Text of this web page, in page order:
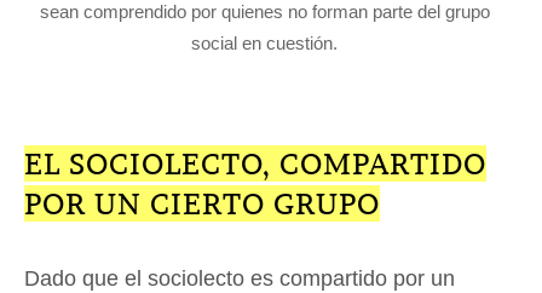
sean comprendido por quienes no forman parte del grupo
social en cuestión.
EL SOCIOLECTO, COMPARTIDO
POR UN CIERTO GRUPO
Dado que el sociolecto es compartido por un